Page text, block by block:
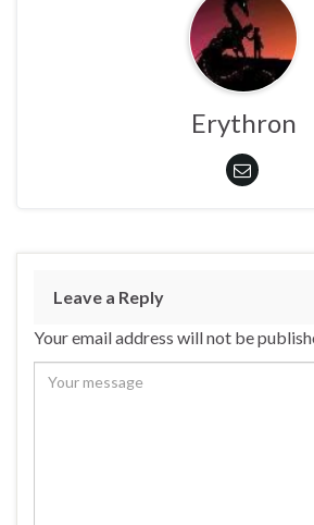
Erythron
Leave a Reply
Your email address will not be